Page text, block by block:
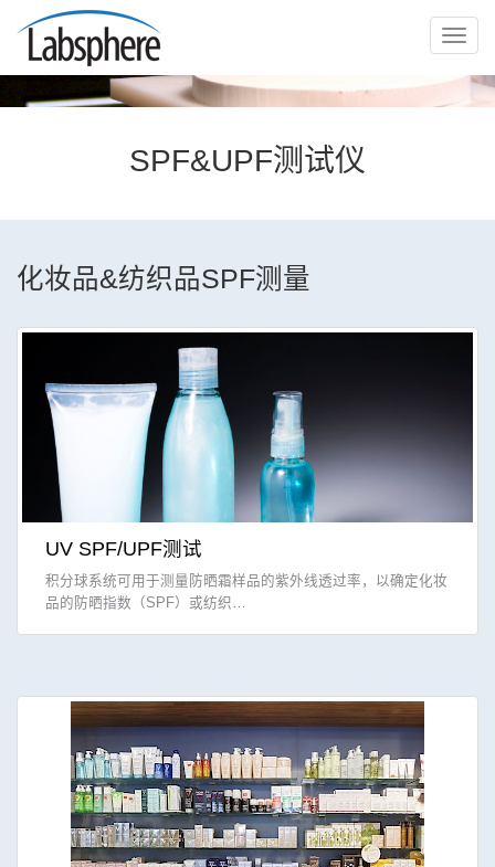
切
SPF&UPF测试仪
化妆品&纺织品SPF测量
UV SPF/UPF测试
积分球系统可用于测量防晒霜样品的紫外线透过率，以确定化妆
品的防晒指数（SPF）或纺织…